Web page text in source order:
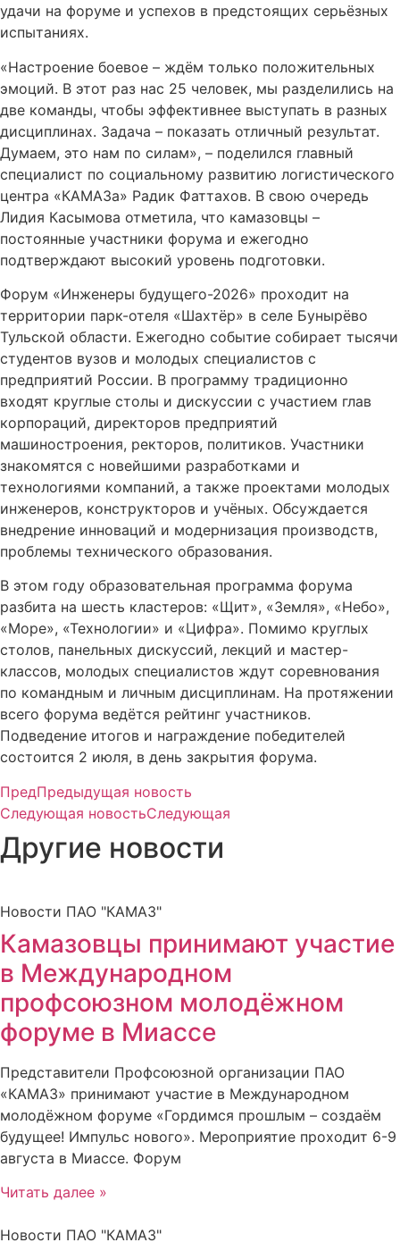
удачи на форуме и успехов в предстоящих серьёзных
испытаниях.
«Настроение боевое – ждём только положительных
эмоций. В этот раз нас 25 человек, мы разделились на
две команды, чтобы эффективнее выступать в разных
дисциплинах. Задача – показать отличный результат.
Думаем, это нам по силам», – поделился главный
специалист по социальному развитию логистического
центра «КАМАЗа» Радик Фаттахов. В свою очередь
Лидия Касымова отметила, что камазовцы –
постоянные участники форума и ежегодно
подтверждают высокий уровень подготовки.
Форум «Инженеры будущего-2026» проходит на
территории парк-отеля «Шахтёр» в селе Бунырёво
Тульской области. Ежегодно событие собирает тысячи
студентов вузов и молодых специалистов с
предприятий России. В программу традиционно
входят круглые столы и дискуссии с участием глав
корпораций, директоров предприятий
машиностроения, ректоров, политиков. Участники
знакомятся с новейшими разработками и
технологиями компаний, а также проектами молодых
инженеров, конструкторов и учёных. Обсуждается
внедрение инноваций и модернизация производств,
проблемы технического образования.
В этом году образовательная программа форума
разбита на шесть кластеров: «Щит», «Земля», «Небо»,
«Море», «Технологии» и «Цифра». Помимо круглых
столов, панельных дискуссий, лекций и мастер-
классов, молодых специалистов ждут соревнования
по командным и личным дисциплинам. На протяжении
всего форума ведётся рейтинг участников.
Подведение итогов и награждение победителей
состоится 2 июля, в день закрытия форума.
ПредПредыдущая новость
Следующая новостьСледующая
Другие новости
Новости ПАО "КАМАЗ"
Камазовцы принимают участие
в Международном
профсоюзном молодёжном
форуме в Миассе
Представители Профсоюзной организации ПАО
«КАМАЗ» принимают участие в Международном
молодёжном форуме «Гордимся прошлым – создаём
будущее! Импульс нового». Мероприятие проходит 6-9
августа в Миассе. Форум
Читать далее »
Новости ПАО "КАМАЗ"